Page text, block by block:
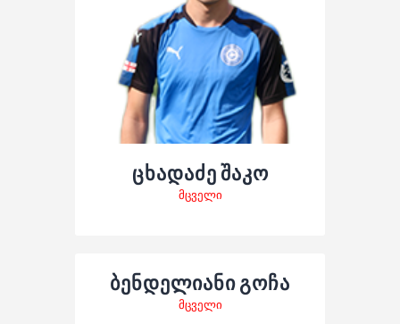
ცხადაძე შაკო
მცველი
ბენდელიანი გოჩა
მცველი